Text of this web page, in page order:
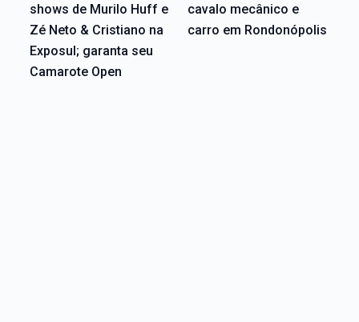
shows de Murilo Huff e
Zé Neto & Cristiano na
Exposul; garanta seu
Camarote Open
cavalo mecânico e
carro em Rondonópolis